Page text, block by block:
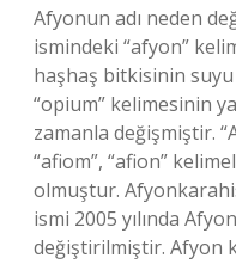
Afyonun adı neden
ismindeki “afyon”
haşhaş bitkisinin
“opium” kelimesinin
zamanla değişmiştir.
“afiom”, “afion”
olmuştur.
ismi 2005 yılında
değiştirilmiştir. Afyon